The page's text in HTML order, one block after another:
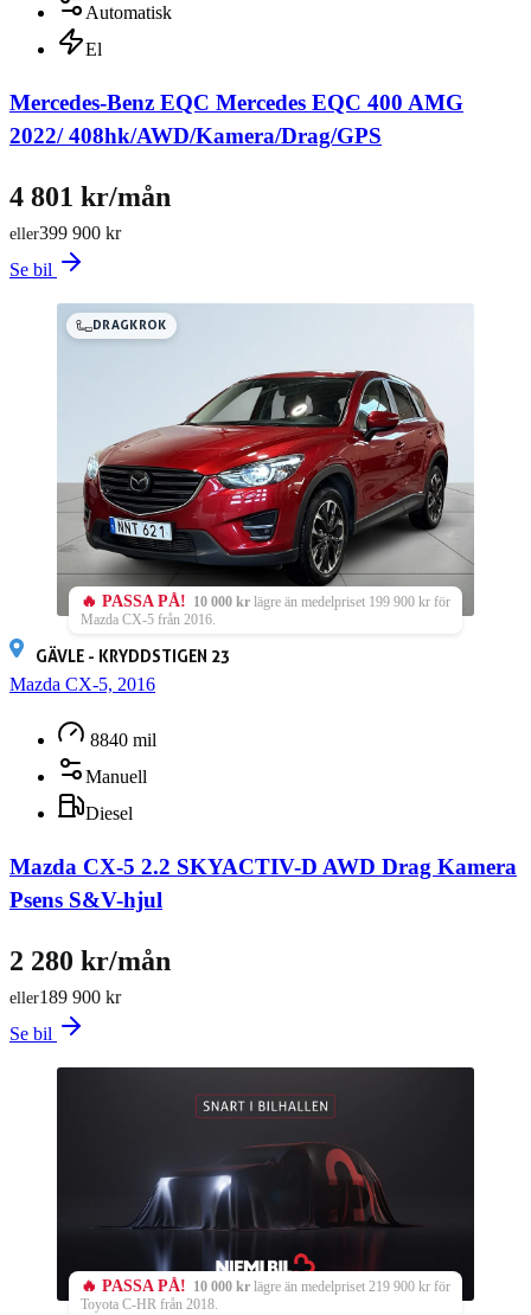
Automatisk
El
Mercedes-Benz EQC Mercedes EQC 400 AMG
2022/ 408hk/AWD/Kamera/Drag/GPS
399 900 kr
eller
4 801 kr/mån
Se bil
DRAGKROK
🔥 PASSA PÅ! 10 000 kr lägre än medelpriset 199 900 kr för
Mazda CX-5 från 2016.
GÄVLE - KRYDDSTIGEN 23
Mazda CX-5, 2016
8840 mil
Manuell
Diesel
Mazda CX-5 2.2 SKYACTIV-D AWD Drag Kamera
Psens S&V-hjul
189 900 kr
eller
2 280 kr/mån
Se bil
🔥 PASSA PÅ! 10 000 kr lägre än medelpriset 219 900 kr för
Toyota C-HR från 2018.